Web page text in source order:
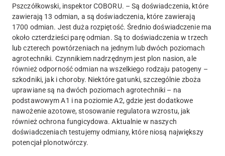
Pszczółkowski, inspektor COBORU. – Są doświadczenia, które
zawierają 13 odmian, a są doświadczenia, które zawierają
1700 odmian. Jest duża rozpiętość. Średnio doświadczenie ma
około czterdzieści parę odmian. Są to doświadczenia w trzech
lub czterech powtórzeniach na jednym lub dwóch poziomach
agrotechniki. Czynnikiem nadrzędnym jest plon nasion, ale
również odporność odmian na wszelkiego rodzaju patogeny –
szkodniki, jak i choroby. Niektóre gatunki, szczególnie zboża
uprawiane są na dwóch poziomach agrotechniki – na
podstawowym A1 i na poziomie A2, gdzie jest dodatkowe
nawożenie azotowe, stosowanie regulatora wzrostu, jak
również ochrona fungicydowa. Aktualnie w naszych
doświadczeniach testujemy odmiany, które niosą największy
potencjał plonotwórczy.